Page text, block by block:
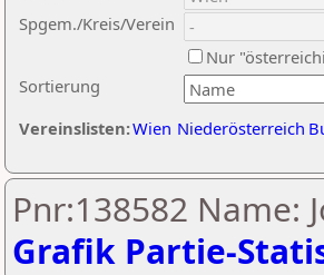
Sortierung
Spgem./Kreis/Verein
Nur
Vereinslisten:Wien Niederösterreich
Pnr:138582 Name:
Grafik Partie-